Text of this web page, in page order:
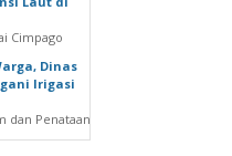
Cimpago
Dinas
Irigasi
dan Penataan